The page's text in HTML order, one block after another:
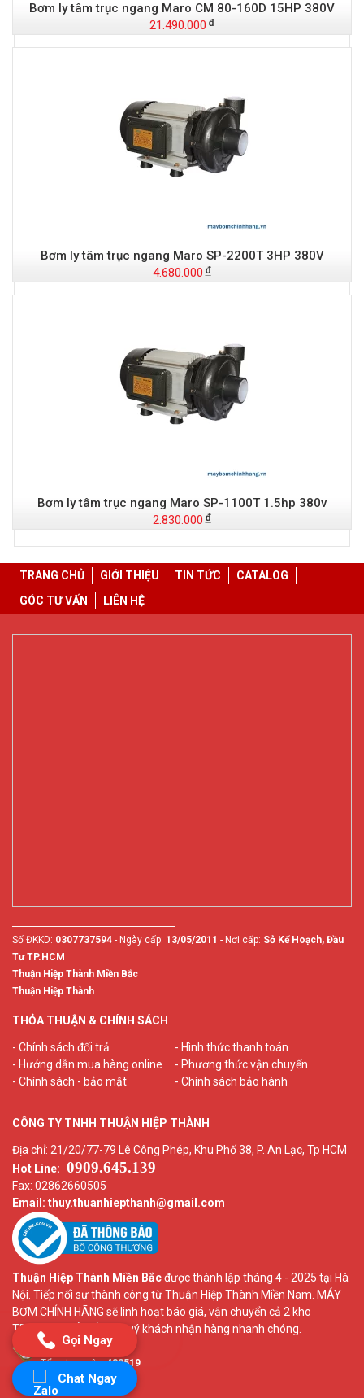
Bơm ly tâm trục ngang Maro CM 80-160D 15HP 380V
21.490.000
Bơm ly tâm trục ngang Maro SP-2200T 3HP 380V
4.680.000
Bơm ly tâm trục ngang Maro SP-1100T 1.5hp 380v
2.830.000
TRANG CHỦ GIỚI THIỆU TIN TỨC
CATALOG
GÓC TƯ VẤN
LIÊN HỆ
Số ĐKKD: 0307737594 - Ngày cấp: 13/05/2011 - Nơi cấp: Sở Kế Hoạch, Đầu
Tư TP.HCM
Thuận Hiệp Thành Miền Bắc
Thuận Hiệp Thành
THỎA THUẬN & CHÍNH SÁCH
- Chính sách đổi trả
- Hình thức thanh toán
- Hướng dẫn mua hàng online
- Phương thức vận chuyển
- Chính sách - bảo mật
- Chính sách bảo hành
CÔNG TY TNHH THUẬN HIỆP THÀNH
Địa chỉ: 21/20/77-79 Lê Công Phép, Khu Phố 38, P. An Lạc, Tp HCM
Hot Line: 0909.645.139
Fax: 02862660505
Email: thuy.thuanhiepthanh@gmail.com
Thuận Hiệp Thành Miền Bắcđược thành lập tháng 4 - 2025 tại Hà
Nội. Tiếp nối sự thành công từ Thuận Hiệp Thành Miền Nam. MÁY
BƠM CHÍNH HÃNG sẽ linh hoạt báo giá, vận chuyển cả 2 kho
TPHCM và HÀ NỘI để quý khách nhận hàng nhanh chóng.
Lượt truy cập:2
Tổng truy cập:482519
Google+|Facebook
Gọi Ngay
Chat Ngay